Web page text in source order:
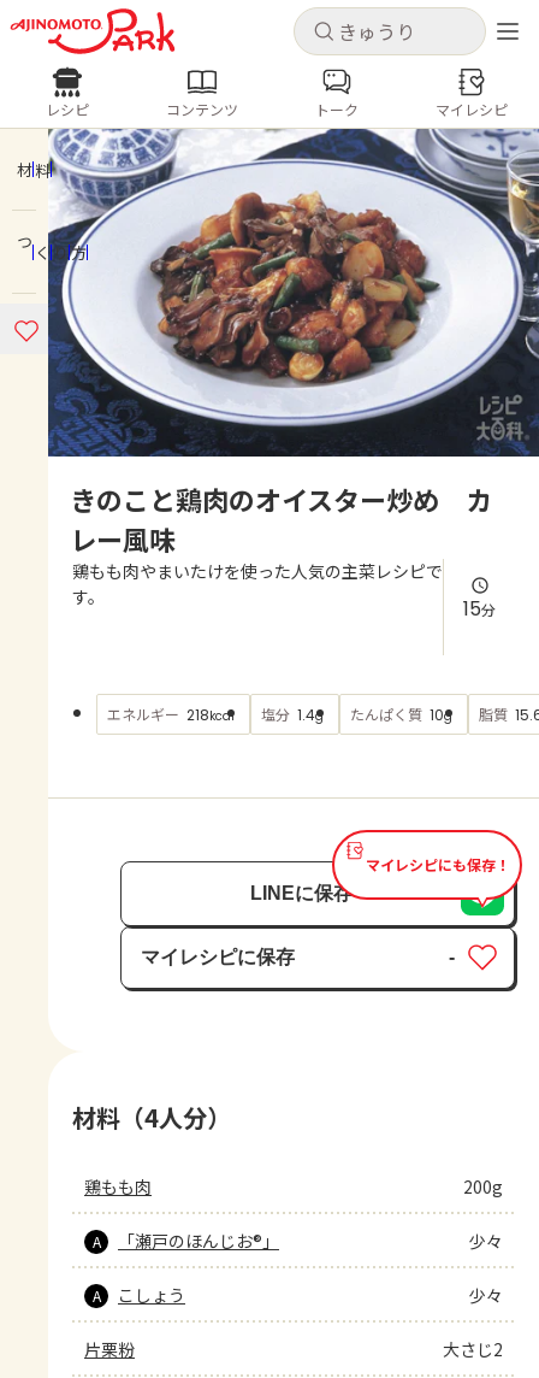
キャンセル
ログインするとレシピを保存できます
ログイン 新規登録
ホーム
コンテンツ
レシピ
よくあるお問い合わせ
キャンセル
レシピ コンテンツ
人気の食材・レシピ
きゅうり なす トマト
とうもろこし
ピーマン
みょうが ゴーヤ
レシピ コンテンツ トーク マイレシピ
材料
つくり方
きのこと鶏肉のオイスター炒め カ
レー風味
鶏もも肉やまいたけを使った人気の主菜レシピで
す。
15分
エネルギー 218kcal 塩分 1.4g たんぱく質 10g 脂質
マイレシピにも保存！
LINEに保存
マイレシピに保存
保存済み
-
材料（4人分）
鶏もも肉 200g
A 「瀬戸のほんじお®」 少々
A こしょう 少々
片栗粉 大さじ2